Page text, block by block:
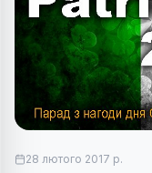
28 лютого 2017 р.